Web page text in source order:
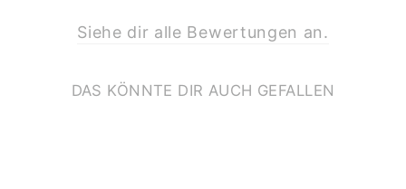
Siehe dir alle Bewertungen an.
DAS KÖNNTE DIR AUCH GEFALLEN